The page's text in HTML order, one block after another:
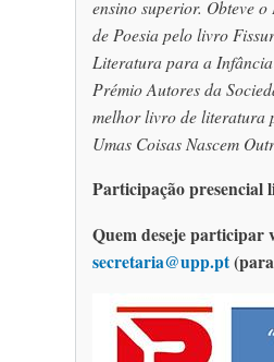
ensino superior. Obteve
de Poesia pelo livro
Literatura para a
Prémio Autores da
melhor livro de literatura
Umas Coisas Nascem
Participação presencial
Quem deseje participar
secretaria@upp.pt